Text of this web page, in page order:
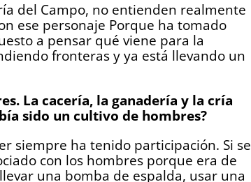
del Campo, no entienden realmente
ese personaje Porque ha tomado
a pensar qué viene para la
fronteras y ya está llevando un
La cacería, la ganadería y la cría
sido un cultivo de hombres?
siempre ha tenido participación. Si se
con los hombres porque era de
una bomba de espalda, usar una